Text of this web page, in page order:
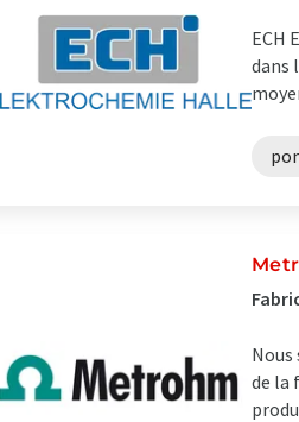
ECH
dans
de la